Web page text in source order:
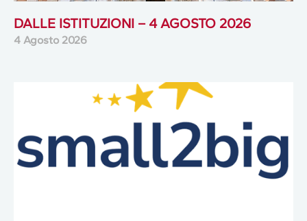
DALLE ISTITUZIONI – 4 AGOSTO 2026
4 Agosto 2026